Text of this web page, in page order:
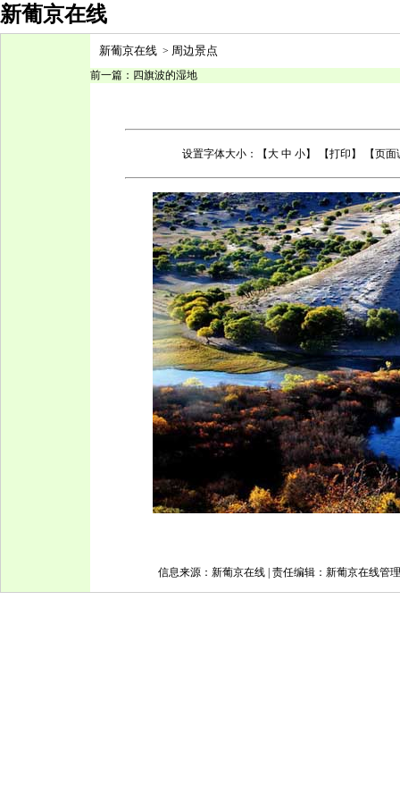
新葡京在线
新葡京在线 > 周边景点
前一篇： 四旗波的湿地
设置字体大小：【大 中 小】 【打印 】 【页
信息来源：新葡京在线 | 责任编辑：新葡京在线管